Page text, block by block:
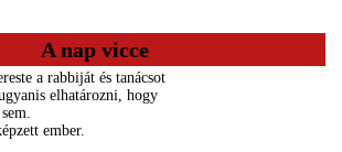
A nap vicce